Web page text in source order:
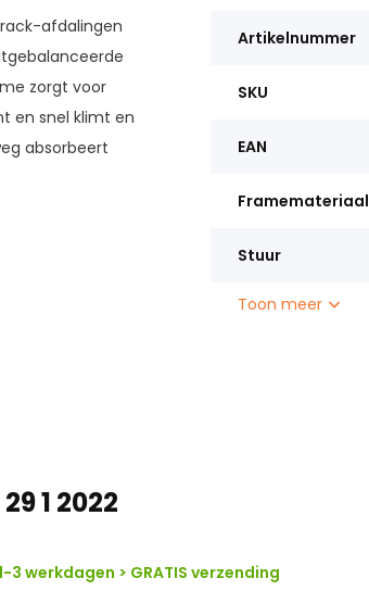
afdalingen
zorgt voor
en snel klimt en
absorbeert
voor meer
Artikelnummer
SKU
EAN
Framemateriaal
Stuur
Toon meer
1 2022
werkdagen > GRATIS verzending